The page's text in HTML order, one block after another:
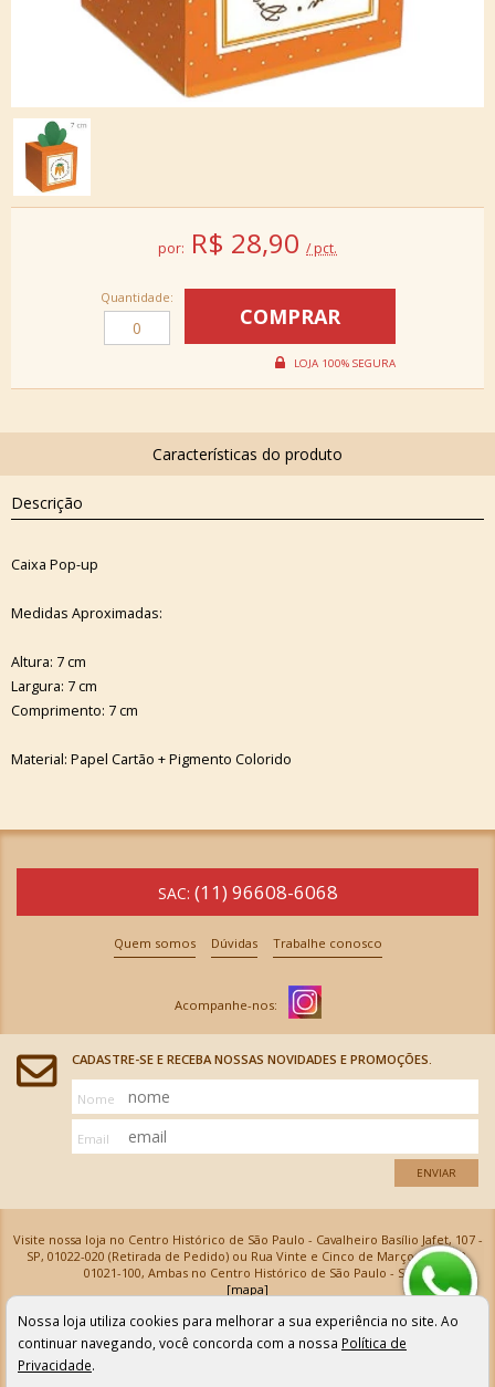
por: R$ 28,90 / pct.
Quantidade:
Descrição
Caixa Pop-up
Medidas Aproximadas:
Altura: 7 cm
Largura: 7 cm
Comprimento: 7 cm
Material: Papel Cartão + Pigmento Colorido
SAC: (11) 96608-6068
Quem somos Dúvidas Trabalhe conosco
CADASTRE-SE E RECEBA NOSSAS NOVIDADES E PROMOÇÕES.
Nome
Email
ENVIAR
Visite nossa loja no Centro Histórico de São Paulo - Cavalheiro Basílio Jafet, 107 -
SP, 01022-020 (Retirada de Pedido) ou Rua Vinte e Cinco de Março, 576 - SP,
01021-100, Ambas no Centro Histórico de São Paulo - SP
[mapa]
Armarinhos Santa Cecília Ltda | CNPJ: 61.069.639/0001-18
Os preços e as condições de pagamento apresentadas na loja virtual não valem para nossa loja física e
podem sofrer alterações sem aviso prévio. Vendas com cartão de crédito sujeitas a análise e
confirmação de dados.
Nossa loja utiliza cookies para melhorar a sua experiência no site. Ao
continuar navegando, você concorda com a nossa Política de
Privacidade.